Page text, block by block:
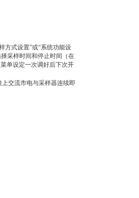
方式设置”或“系统功能设
采样时间和停止时间（在
单设定一次调好后下次开
交流市电与采样器连续即